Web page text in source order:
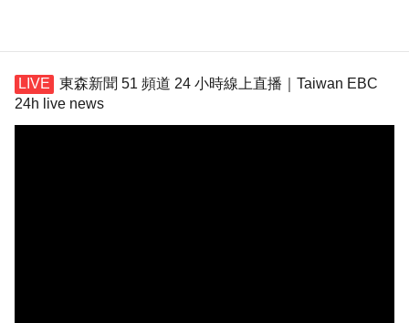
東森新聞 51 頻道 24 小時線上直播｜Taiwan EBC
24h live news